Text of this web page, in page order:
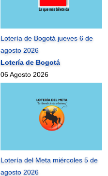
Lotería de Bogotá jueves 6 de
agosto 2026
Lotería de Bogotá
06 Agosto 2026
Lotería del Meta miércoles 5 de
agosto 2026